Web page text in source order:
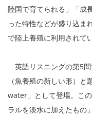
陸国で育てられる」「成
った特性などが盛り込ま
で陸上養殖に利用されて
英語リスニングの第5
（魚養殖の新しい形）
water」として登場。こ
ラルを淡水に加えたもの